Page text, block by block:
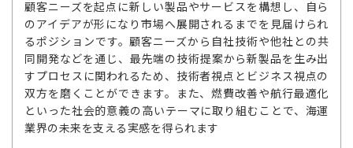
顧客ニーズを起点に新しい製品やサービスを構想し、自ら
のアイデアが形になり市場へ展開されるまでを見届けられ
るポジションです。顧客ニーズから自社技術や他社との共
同開発などを通じ、最先端の技術提案から新製品を生み出
すプロセスに関われるため、技術者視点とビジネス視点の
双方を磨くことができます。また、燃費改善や航行最適化
といった社会的意義の高いテーマに取り組むことで、海運
業界の未来を支える実感を得られます